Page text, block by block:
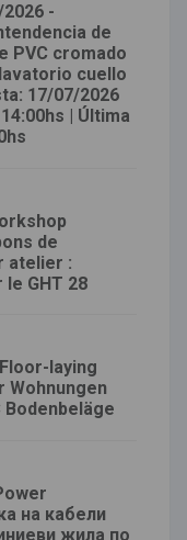
-
de
PVC cromado
cuello
17/07/2026
| Última
de
atelier :
GHT 28
laying
на кабели
жила по